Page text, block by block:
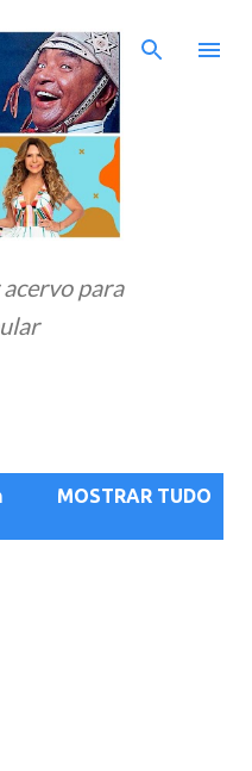
principal
para
MOSTRAR TUDO